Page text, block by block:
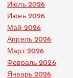
Июль 2026
Июнь 2026
Май 2026
Апрель 2026
Март 2026
Февраль 2026
Январь 2026